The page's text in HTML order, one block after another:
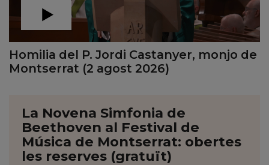
Homilia del P. Jordi Castanyer, monjo de
Montserrat (2 agost 2026)
La Novena Simfonia de
Beethoven al Festival de
Música de Montserrat: obertes
les reserves (gratuït)